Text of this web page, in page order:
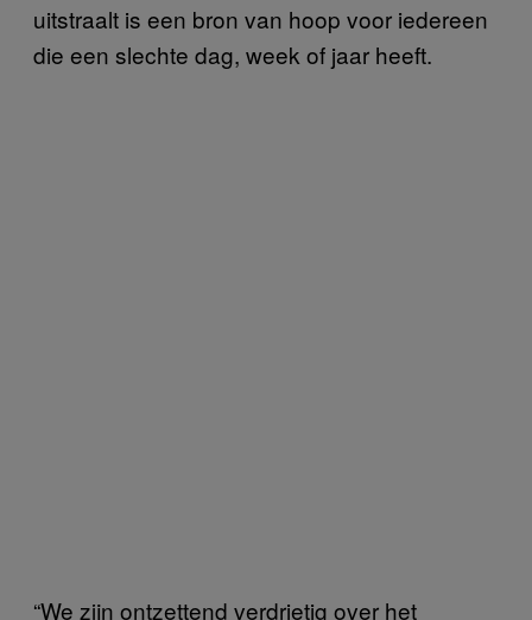
uitstraalt is een bron van hoop voor iedereen
die een slechte dag, week of jaar heeft.
“We zijn ontzettend verdrietig over het